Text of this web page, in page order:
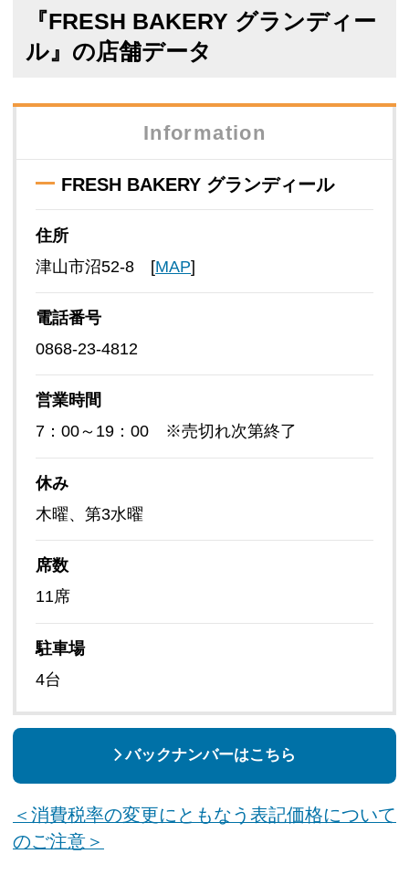
『FRESH BAKERY グランディー
ル』の店舗データ
Information
FRESH BAKERY グランディール
住所
津山市沼52-8 [MAP]
電話番号
0868-23-4812
営業時間
7：00～19：00 ※売切れ次第終了
休み
木曜、第3水曜
席数
11席
駐車場
4台
バックナンバーはこちら
＜消費税率の変更にともなう表記価格について
のご注意＞